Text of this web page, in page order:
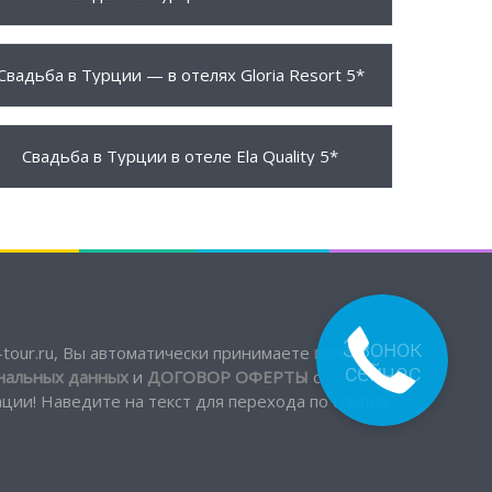
$ ПОДРОБНЕЕ
в Турции — в отелях Gloria Resort 5*
$ ПОДРОБНЕЕ
Свадьба в Турции в отеле Ela Quality 5*
Вы автоматически принимаете правила
данных и ДОГОВОР ОФЕРТЫ с
Наведите на текст для перехода по ссылке!
Звонок
сейчас